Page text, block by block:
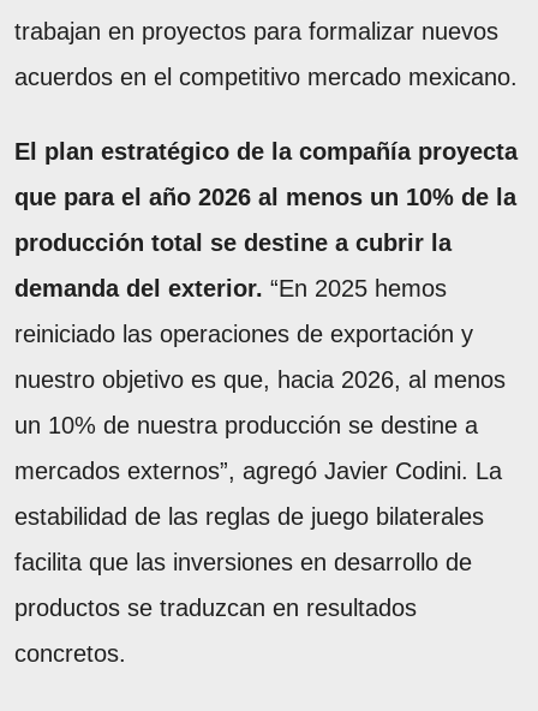
trabajan en proyectos para formalizar nuevos
acuerdos en el competitivo mercado mexicano.
El plan estratégico de la compañía proyecta
que para el año 2026 al menos un 10% de la
producción total se destine a cubrir la
demanda del exterior. “En 2025 hemos
reiniciado las operaciones de exportación y
nuestro objetivo es que, hacia 2026, al menos
un 10% de nuestra producción se destine a
mercados externos”, agregó Javier Codini. La
estabilidad de las reglas de juego bilaterales
facilita que las inversiones en desarrollo de
productos se traduzcan en resultados
concretos.